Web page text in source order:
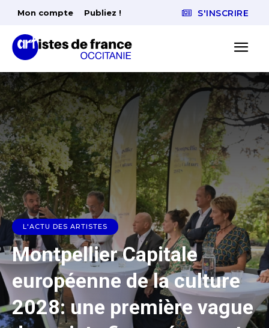
Mon compte Publiez ! S'INSCRIRE
L'ACTU DES ARTISTES
Montpellier Capitale
européenne de la culture
2028: une première vague